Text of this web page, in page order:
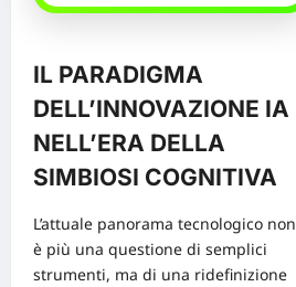
IL PARADIGMA
DELL’INNOVAZIONE IA
NELL’ERA DELLA
SIMBIOSI COGNITIVA
L’attuale panorama tecnologico non
è più una questione di semplici
strumenti, ma di una ridefinizione